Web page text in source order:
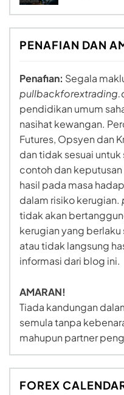
PENAFIAN DAN
Penafian: Segala
pendidikan umum
nasihat kewangan.
Futures, Opsyen dan
dan tidak sesuai
contoh dan
hasil pada masa
dalam risiko kerugian.
tidak akan
kerugian yang berlaku
atau tidak langsung
informasi dari blog ini.
AMARAN!
Tiada kandungan
semula tanpa
mahupun partner
FOREX